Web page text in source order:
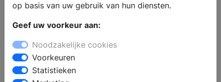
op basis van uw gebruik van hun diensten.
Geef uw voorkeur aan:
Noodzakelijke cookies
Voorkeuren
Statistieken